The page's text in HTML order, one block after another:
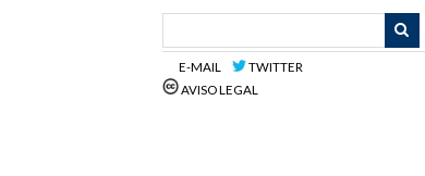
E-MAIL
TWITTER
AVISO LEGAL